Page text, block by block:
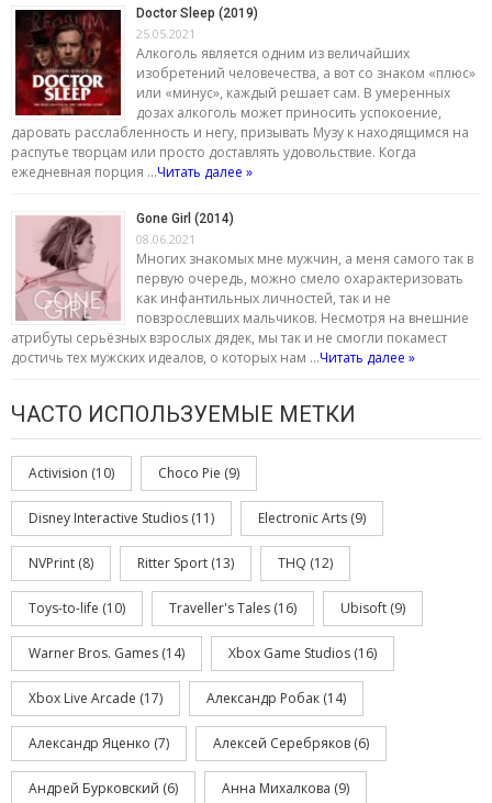
Doctor Sleep (2019)
25.05.2021
Алкоголь является одним из величайших
изобретений человечества, а вот со знаком «плюс»
или «минус», каждый решает сам. В умеренных
дозах алкоголь может приносить успокоение,
даровать расслабленность и негу, призывать Музу к находящимся на
распутье творцам или просто доставлять удовольствие. Когда
ежедневная порция …Читать далее »
Gone Girl (2014)
08.06.2021
Многих знакомых мне мужчин, а меня самого так в
первую очередь, можно смело охарактеризовать
как инфантильных личностей, так и не
повзрослевших мальчиков. Несмотря на внешние
атрибуты серьёзных взрослых дядек, мы так и не смогли покамест
достичь тех мужских идеалов, о которых нам …Читать далее »
ЧАСТО ИСПОЛЬЗУЕМЫЕ МЕТКИ
Activision (10) Choco Pie (9)
Disney Interactive Studios (11) Electronic Arts (9)
NVPrint (8) Ritter Sport (13) THQ (12)
Toys-to-life (10) Traveller's Tales (16) Ubisoft (9)
Warner Bros. Games (14) Xbox Game Studios (16)
Xbox Live Arcade (17) Александр Робак (14)
Александр Яценко (7) Алексей Серебряков (6)
Андрей Бурковский (6) Анна Михалкова (9)